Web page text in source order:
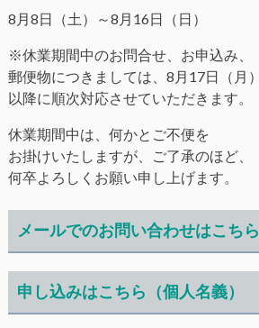
8月8日（土）～8月16日（日）
※休業期間中のお問合せ、お申込み、
郵便物につきましては、8月17日（月）
以降に順次対応させていただきます。
休業期間中は、何かとご不便を
お掛けいたしますが、ご了承のほど、
何卒よろしくお願い申し上げます。
メールでのお問い合わせはこちら
申し込みはこちら（個人名義）